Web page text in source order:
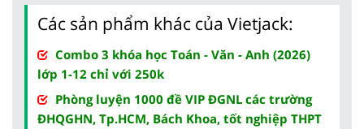
Các sản phẩm khác của Vietjack:
Combo 3 khóa học Toán - Văn - Anh (2026)
lớp 1-12 chỉ với 250k
Phòng luyện 1000 đề VIP ĐGNL các trường
ĐHQGHN, Tp.HCM, Bách Khoa, tốt nghiệp THPT